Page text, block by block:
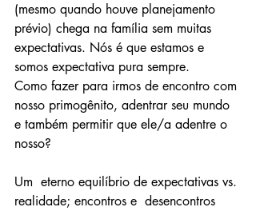
(mesmo quando houve planejamento
prévio) chega na família sem muitas
expectativas. Nós é que estamos e
somos expectativa pura sempre.
Como fazer para irmos de encontro com
nosso primogênito, adentrar seu mundo
e também permitir que ele/a adentre o
nosso?
Um  eterno equilíbrio de expectativas vs.
realidade; encontros e  desencontros